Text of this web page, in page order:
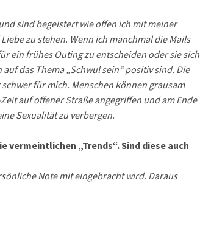
sind begeistert wie offen ich mit meiner
zu stehen. Wenn ich manchmal die Mails
ein frühes Outing zu entscheiden oder sie sich
das Thema „Schwul sein“ positiv sind. Die
für mich. Menschen können grausam
auf offener Straße angegriffen und am Ende
Sexualität zu verbergen.
vermeintlichen „Trends“. Sind diese auch
Note mit eingebracht wird. Daraus